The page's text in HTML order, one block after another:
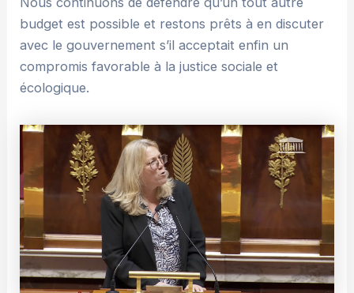
budget est possible et restons prêts à en discuter
avec le gouvernement s’il acceptait enfin un
compromis favorable à la justice sociale et
écologique.